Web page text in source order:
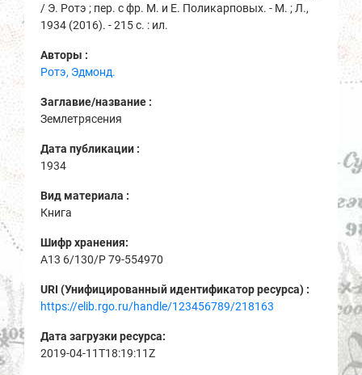
/ Э. Ротэ ; пер. с фр. М. и Е. Поликарповых. - М. ; Л.,
1934 (2016). - 215 с. : ил.
Авторы :
Ротэ, Эдмонд.
Заглавие/название :
Землетрясения
Дата публикации :
1934
Вид материала :
Книга
Шифр хранения:
A13 6/130/Р 79-554970
URI (Унифицированный идентификатор ресурса) :
https://elib.rgo.ru/handle/123456789/218163
Дата загрузки ресурса:
2019-04-11T18:19:11Z